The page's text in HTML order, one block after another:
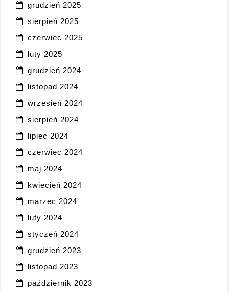
grudzień 2025
sierpień 2025
czerwiec 2025
luty 2025
grudzień 2024
listopad 2024
wrzesień 2024
sierpień 2024
lipiec 2024
czerwiec 2024
maj 2024
kwiecień 2024
marzec 2024
luty 2024
styczeń 2024
grudzień 2023
listopad 2023
październik 2023